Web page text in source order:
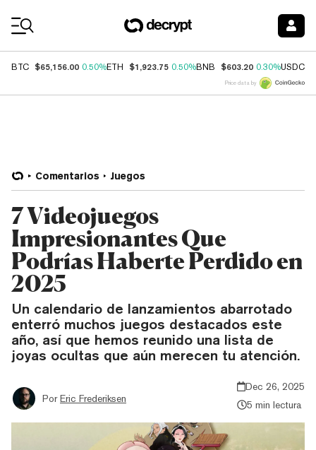
BTC $65,156.00 0.50%ETH $1,923.75 0.50%BNB $603.20 0.30%USDC
Price data by
Comentarios Juegos
7 Videojuegos
Impresionantes Que
Podrías Haberte Perdido en
2025
Un calendario de lanzamientos abarrotado
enterró muchos juegos destacados este
año, así que hemos reunido una lista de
joyas ocultas que aún merecen tu atención.
Por Eric Frederiksen
Dec 26, 2025
5 min lectura